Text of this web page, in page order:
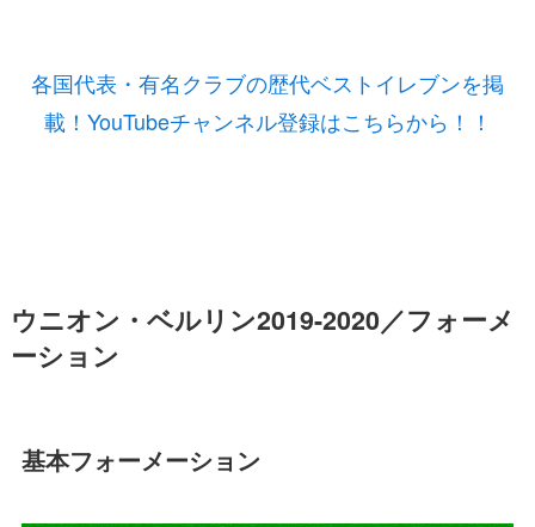
各国代表・有名クラブの歴代ベストイレブンを掲
載！YouTubeチャンネル登録はこちらから！！
ウニオン・ベルリン2019-2020／フォーメ
ーション
基本フォーメーション